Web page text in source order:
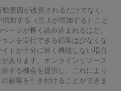
要因が改善されるだけでなく、
加する（売上が増加する）こと
ージが長く読み込まれるほど、
ンを実行できる顧客は少なくな
トが十分に速く機能しない場合
あります。オンラインリソース
する機会を提供し、これにより
顧客を引き付けることができま